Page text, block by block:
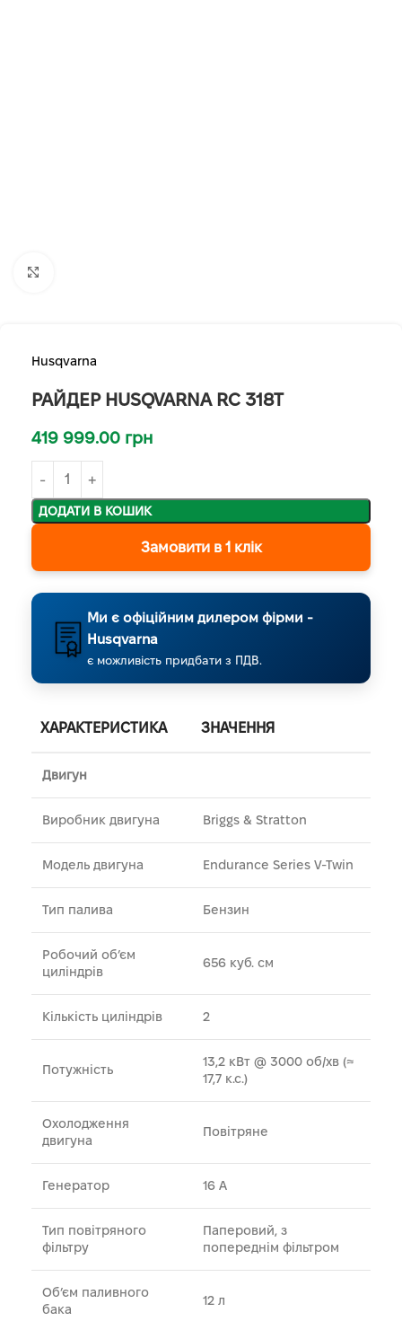
Husqvarna
РАЙДЕР HUSQVARNA RC 318T
419 999.00 грн
ДОДАТИ В КОШИК
Замовити в 1 клік
Ми є офіційним дилером фірми -
Husqvarna
є можливість придбати з ПДВ.
ХАРАКТЕРИСТИКА ЗНАЧЕННЯ
Двигун
Виробник двигуна Briggs & Stratton
Модель двигуна Endurance Series V-Twin
Тип палива Бензин
Робочий об’єм
циліндрів
656 куб. см
Кількість циліндрів 2
Потужність
13,2 кВт @ 3000 об/хв (≈
17,7 к.с.)
Охолодження
двигуна
Повітряне
Генератор 16 A
Тип повітряного
фільтру
Паперовий, з
попереднім фільтром
Об’єм паливного
бака
12 л